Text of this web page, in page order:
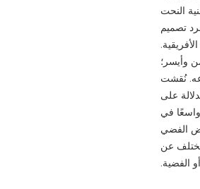
النحت
تصميم
وأيسر؛
نُقشت
في المنتصف، للدلالة على
واسعًا في
الفضي
عن
الفضية.